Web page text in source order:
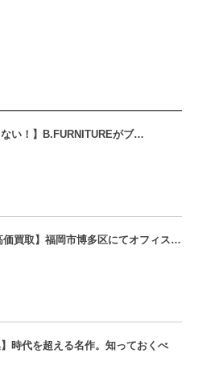
ない！】B.FURNITUREがブ…
価買取】福岡市博多区にてオフィス…
】時代を超える名作。知っておくべ